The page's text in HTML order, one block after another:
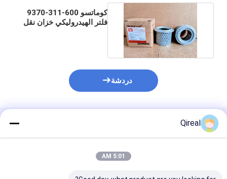
كوماتسو 600-311-9370
فلتر الهيدروليكي خزان نقل
دردشة
المنتجات الموصى بها
Qireal
5:01 AM